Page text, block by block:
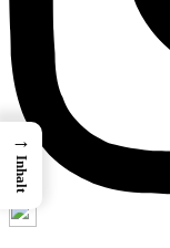
→
Inhalt